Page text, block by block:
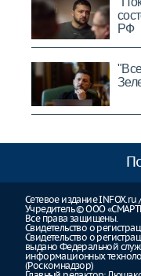
Сетевое издание
Учредитель © ООО
Все права защищены.
Свидетельство о
Свидетельство о
выдано Федеральной
информационных
(Роскомнадзор)